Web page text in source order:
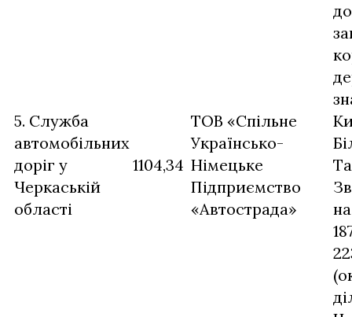
5. Служба
автомобільних
доріг у
Черкаській
області
1104,34
ТОВ «Спільне
Українсько-
Німецьке
Підприємство
«Автострада»